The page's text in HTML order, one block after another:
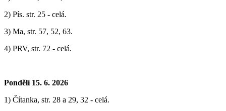
2) Pís. str. 25 - celá.
3) Ma, str. 57, 52, 63.
4) PRV, str. 72 - celá.
Pondělí 15. 6. 2026
1) Čítanka, str. 28 a 29, 32 - celá.